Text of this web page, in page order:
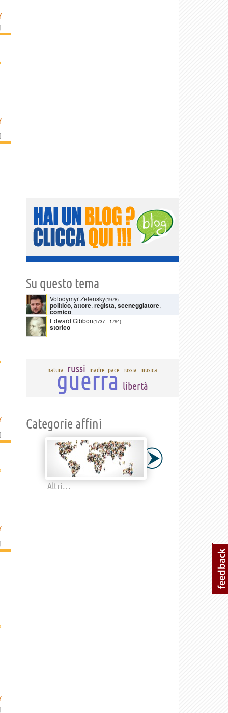
]
]
]
]
]
Su questo tema
Volodymyr Zelensky(1978)
politico, attore, regista,sceneggiatore,
comico
Edward Gibbon(1737 - 1794)
storico
natura russi madre pace russia musica
guerra libertà
Categorie affini
Altri…